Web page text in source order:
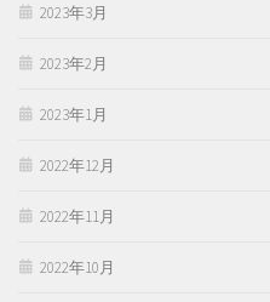
2023年3月
2023年2月
2023年1月
2022年12月
2022年11月
2022年10月